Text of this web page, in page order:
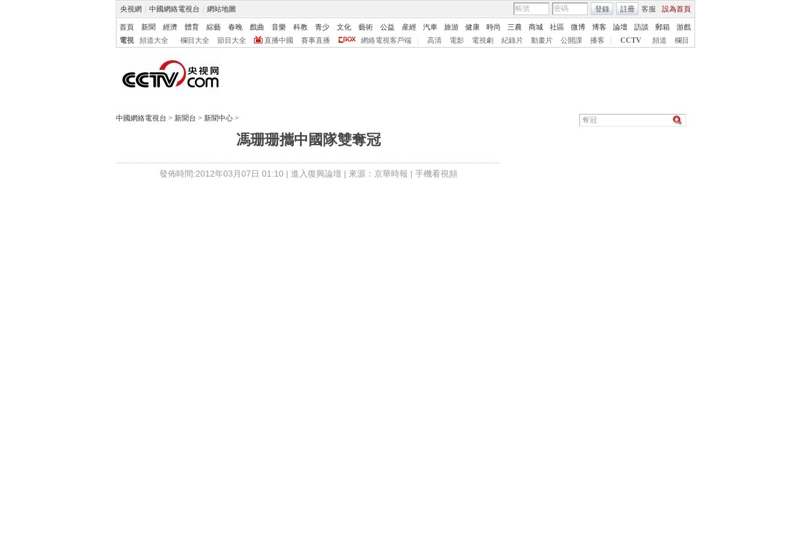
央視網 中國網絡電視台 網站地圖 客服 設為首頁
登錄 註冊
首頁 新聞 經濟 體育 綜藝 春晚 戲曲 音樂 科教 青少 文化 藝術 公益 産經 汽車 旅游 健康 時尚 三農 商城 社區 微博 博客 論壇 訪談 郵箱
游戲
電視
頻道大全 欄目大全 節目大全 直播中國 賽事直播 網絡電視客戶端 高清 電影 電視劇 紀錄片 動畫片 公開課 播客 CCTV 頻道 欄目
中國網絡電視台 > 新聞台 > 新聞中心 >
馮珊珊攜中國隊雙奪冠
發佈時間:2012年03月07日 01:10 | 進入復興論壇 | 來源：京華時報 | 手機看視頻